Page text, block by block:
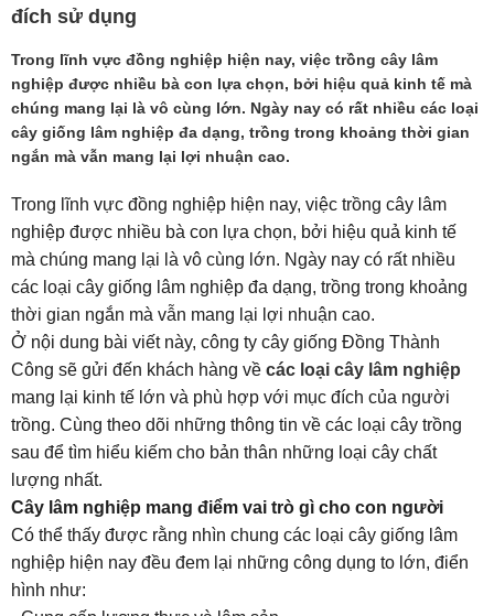
đích sử dụng
Trong lĩnh vực đồng nghiệp hiện nay, việc trồng cây lâm
nghiệp được nhiều bà con lựa chọn, bởi hiệu quả kinh tế mà
chúng mang lại là vô cùng lớn. Ngày nay có rất nhiều các loại
cây giống lâm nghiệp đa dạng, trồng trong khoảng thời gian
ngắn mà vẫn mang lại lợi nhuận cao.
Trong lĩnh vực đồng nghiệp hiện nay, việc trồng cây lâm
nghiệp được nhiều bà con lựa chọn, bởi hiệu quả kinh tế
mà chúng mang lại là vô cùng lớn. Ngày nay có rất nhiều
các loại cây giống lâm nghiệp đa dạng, trồng trong khoảng
thời gian ngắn mà vẫn mang lại lợi nhuận cao.
Ở nội dung bài viết này, công ty cây giống Đồng Thành
Công sẽ gửi đến khách hàng về các loại cây lâm nghiệp
mang lại kinh tế lớn và phù hợp với mục đích của người
trồng. Cùng theo dõi những thông tin về các loại cây trồng
sau để tìm hiểu kiếm cho bản thân những loại cây chất
lượng nhất.
Cây lâm nghiệp mang điểm vai trò gì cho con người
Có thể thấy được rằng nhìn chung các loại cây giống lâm
nghiệp hiện nay đều đem lại những công dụng to lớn, điển
hình như: